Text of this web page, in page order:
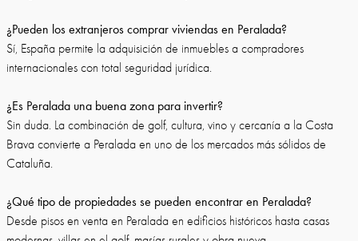
¿Pueden los extranjeros comprar viviendas en Peralada?
Sí, España permite la adquisición de inmuebles a compradores
internacionales con total seguridad jurídica.
¿Es Peralada una buena zona para invertir?
Sin duda. La combinación de golf, cultura, vino y cercanía a la Costa
Brava convierte a Peralada en uno de los mercados más sólidos de
Cataluña.
¿Qué tipo de propiedades se pueden encontrar en Peralada?
Desde pisos en venta en Peralada en edificios históricos hasta casas